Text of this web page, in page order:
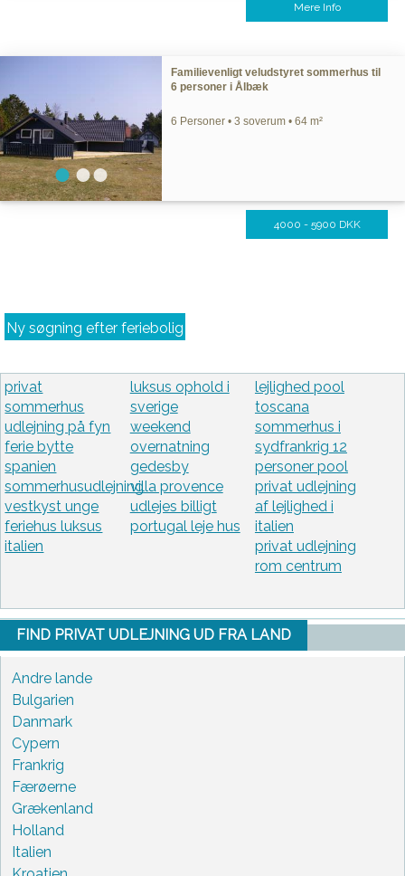
Mere Info
Familievenligt veludstyret sommerhus til
6 personer i Ålbæk
6 Personer • 3 soverum • 64 m²
4000 - 5900 DKK
Ny søgning efter feriebolig
privat
sommerhus
udlejning på fyn
ferie bytte
spanien
sommerhusudlejning
vestkyst unge
feriehus luksus
italien
luksus ophold i
sverige
weekend
overnatning
gedesby
villa provence
udlejes billigt
portugal leje hus
lejlighed pool
toscana
sommerhus i
sydfrankrig 12
personer pool
privat udlejning
af lejlighed i
italien
privat udlejning
rom centrum
FIND PRIVAT UDLEJNING UD FRA LAND
Andre lande
Bulgarien
Danmark
Cypern
Frankrig
Færøerne
Grækenland
Holland
Italien